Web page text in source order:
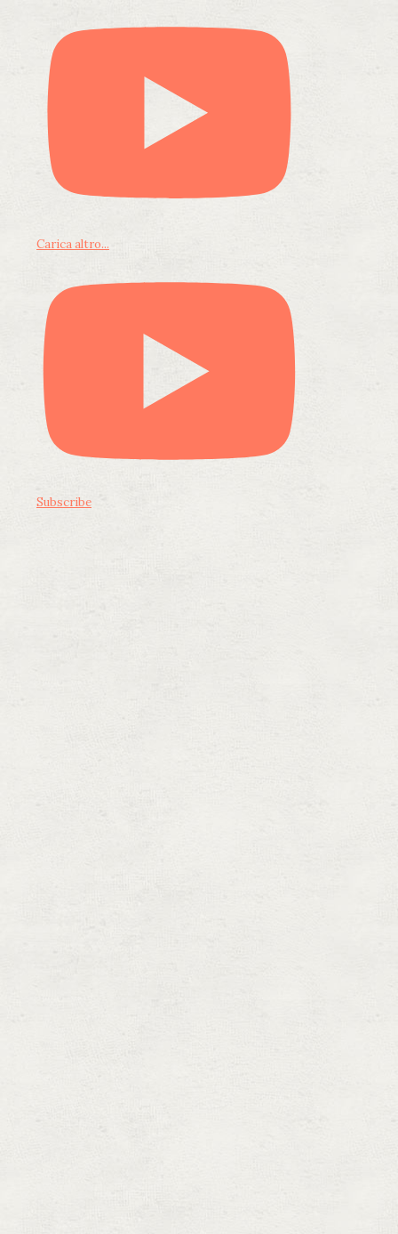
Carica altro...
Subscribe